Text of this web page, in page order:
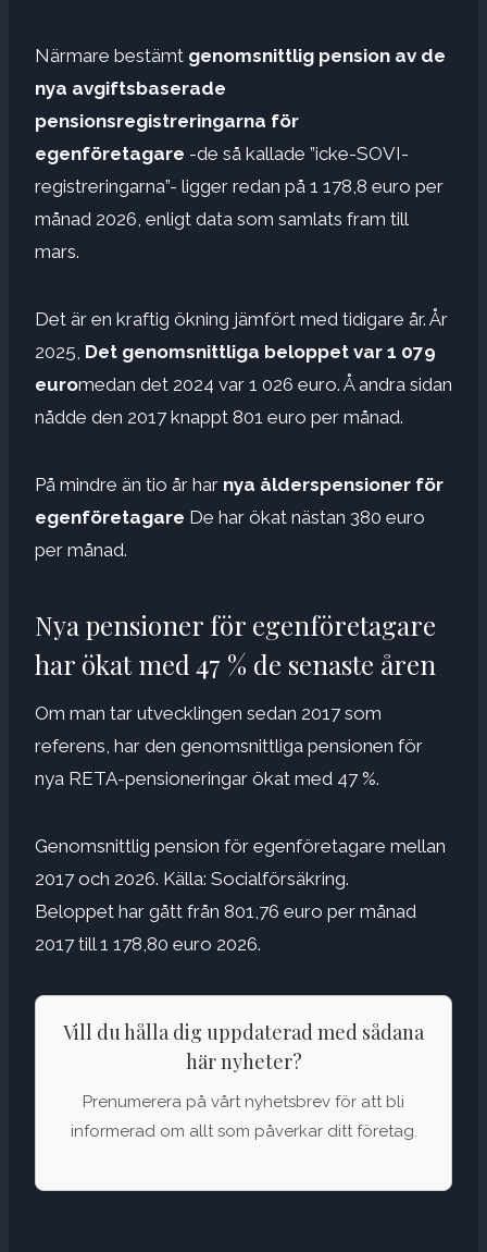
Närmare bestämt genomsnittlig pension av de
nya avgiftsbaserade
pensionsregistreringarna för
egenföretagare -de så kallade ”icke-SOVI-
registreringarna”- ligger redan på 1 178,8 euro per
månad 2026, enligt data som samlats fram till
mars.
Det är en kraftig ökning jämfört med tidigare år. År
2025, Det genomsnittliga beloppet var 1 079
euromedan det 2024 var 1 026 euro. Å andra sidan
nådde den 2017 knappt 801 euro per månad.
På mindre än tio år har nya ålderspensioner för
egenföretagare De har ökat nästan 380 euro
per månad.
Nya pensioner för egenföretagare
har ökat med 47 % de senaste åren
Om man tar utvecklingen sedan 2017 som
referens, har den genomsnittliga pensionen för
nya RETA-pensioneringar ökat med 47 %.
Genomsnittlig pension för egenföretagare mellan
2017 och 2026. Källa: Socialförsäkring.
Beloppet har gått från 801,76 euro per månad
2017 till 1 178,80 euro 2026.
Vill du hålla dig uppdaterad med sådana
här nyheter?
Prenumerera på vårt nyhetsbrev för att bli
informerad om allt som påverkar ditt företag.